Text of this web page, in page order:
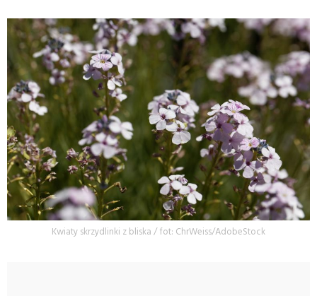
Kwiaty skrzydlinki z bliska / fot: ChrWeiss/AdobeStock